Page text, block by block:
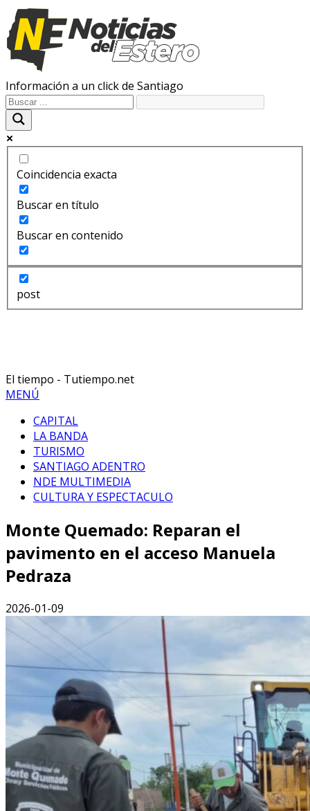
Información a un click de Santiago
Coincidencia exacta
Buscar en título
Buscar en contenido
post
El tiempo - Tutiempo.net
MENÚ
CAPITAL
LA BANDA
TURISMO
SANTIAGO ADENTRO
NDE MULTIMEDIA
CULTURA Y ESPECTACULO
Monte Quemado: Reparan el
pavimento en el acceso Manuela
Pedraza
2026-01-09